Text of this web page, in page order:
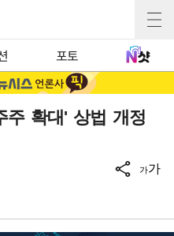
포토
주 확대' 상법 개정
가가